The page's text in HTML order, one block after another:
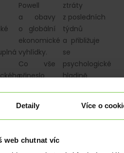
Detaily Více o
web chutnat víc
Powell
a obavy
o globální
ekonomické
vyhlídky.
Co vše
přineslo
setkání na
sympoziu
ztráty
z posledních
týdnů
a přibližuje
se
psychologické
hladině
kalendáře…